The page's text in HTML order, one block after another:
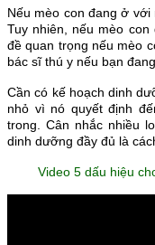
Nếu mèo con đang ở
Tuy nhiên, nếu mèo
đề quan trọng nếu mèo
bác sĩ thú y nếu bạn
Cần có kế hoạch dinh
nhỏ vì nó quyết định
trong. Cân nhắc nhiều
dinh dưỡng đầy đủ là
Video 5 dấu hiệu